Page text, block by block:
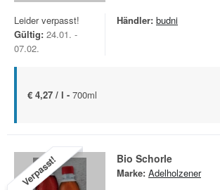
Leider verpasst!
Gültig: 24.01. -
07.02.
Händler: budni
€ 4,27 / l - 700ml
Verpasst! Bio Schorle
Marke: Adelholzener